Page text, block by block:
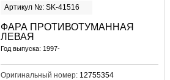
Артикул №: SK-41516
ФАРА ПРОТИВОТУМАННАЯ
ЛЕВАЯ
Год выпуска: 1997-
Оригинальный номер: 12755354